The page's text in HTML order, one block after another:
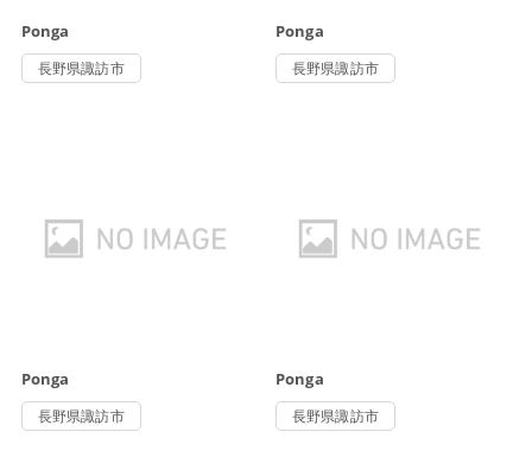
Ponga
長野県諏訪市
Ponga
長野県諏訪市
Ponga
長野県諏訪市
Ponga
長野県諏訪市